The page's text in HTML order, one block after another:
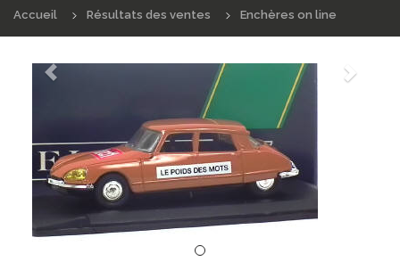
Accueil Résultats des ventes Enchères on line
Précédént